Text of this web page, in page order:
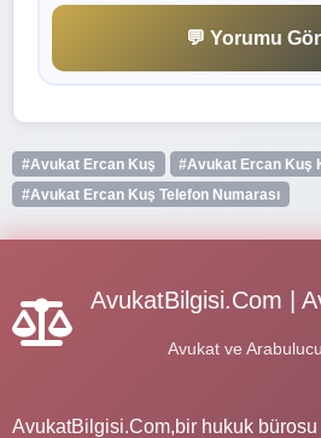
💬 Yorumu
#Avukat Ercan Kuş
#Avukat Ercan Kuş
#Avukat Ercan Kuş Telefon Numarası
AvukatBilgisi.Com |
Avukat ve
AvukatBilgisi.Com,bir hukuk bürosu